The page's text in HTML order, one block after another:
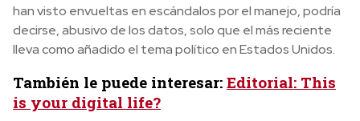
han visto envueltas en escándalos por el manejo, podría
decirse, abusivo de los datos, solo que el más reciente
lleva como añadido el tema político en Estados Unidos.
También le puede interesar: Editorial: This
is your digital life?